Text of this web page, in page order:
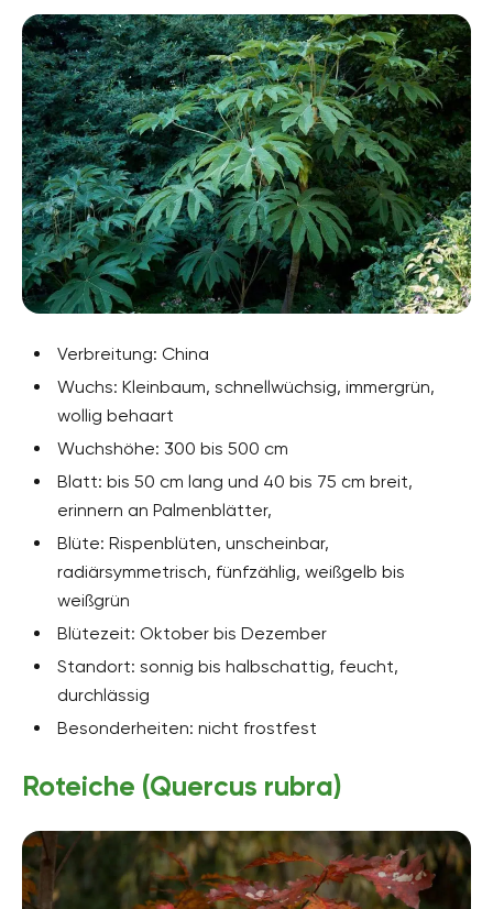
Verbreitung: China
Wuchs: Kleinbaum, schnellwüchsig, immergrün,
wollig behaart
Wuchshöhe: 300 bis 500 cm
Blatt: bis 50 cm lang und 40 bis 75 cm breit,
erinnern an Palmenblätter,
Blüte: Rispenblüten, unscheinbar,
radiärsymmetrisch, fünfzählig, weißgelb bis
weißgrün
Blütezeit: Oktober bis Dezember
Standort: sonnig bis halbschattig, feucht,
durchlässig
Besonderheiten: nicht frostfest
Roteiche (Quercus rubra)